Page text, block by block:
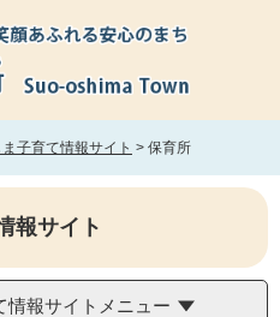
子育て情報サイト > 保育所
報サイト
情報サイトメニュー